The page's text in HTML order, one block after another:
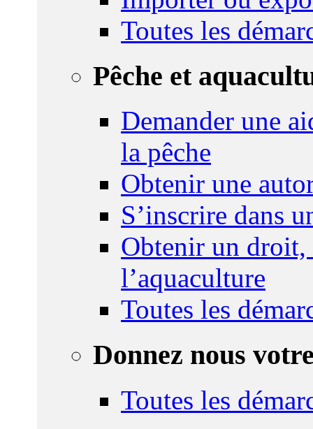
Toutes les
Pêche et
Demander une
la pêche
Obtenir une
S’inscrire dans
Obtenir un droit,
l’aquaculture
Toutes les
Donnez nous
Toutes les